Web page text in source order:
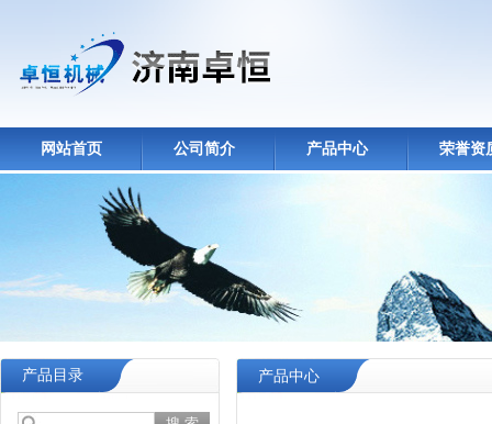
网站首页 公司简介 产品中心 荣誉资
产品目录 产品中心